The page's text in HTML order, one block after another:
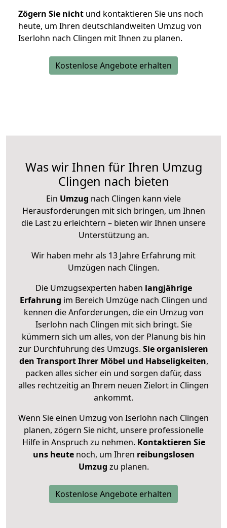
Zögern Sie nicht und kontaktieren Sie uns noch
heute, um Ihren deutschlandweiten Umzug von
Iserlohn nach Clingen mit Ihnen zu planen.
Kostenlose Angebote erhalten
Was wir Ihnen für Ihren Umzug
Clingen nach bieten
Ein Umzug nach Clingen kann viele
Herausforderungen mit sich bringen, um Ihnen
die Last zu erleichtern – bieten wir Ihnen unsere
Unterstützung an.
Wir haben mehr als 13 Jahre Erfahrung mit
Umzügen nach Clingen.
Die Umzugsexperten haben langjährige
Erfahrung im Bereich Umzüge nach Clingen und
kennen die Anforderungen, die ein Umzug von
Iserlohn nach Clingen mit sich bringt. Sie
kümmern sich um alles, von der Planung bis hin
zur Durchführung des Umzugs. Sie organisieren
den Transport Ihrer Möbel und Habseligkeiten,
packen alles sicher ein und sorgen dafür, dass
alles rechtzeitig an Ihrem neuen Zielort in Clingen
ankommt.
Wenn Sie einen Umzug von Iserlohn nach Clingen
planen, zögern Sie nicht, unsere professionelle
Hilfe in Anspruch zu nehmen. Kontaktieren Sie
uns heutenoch, um Ihren reibungslosen
Umzug zu planen.
Kostenlose Angebote erhalten